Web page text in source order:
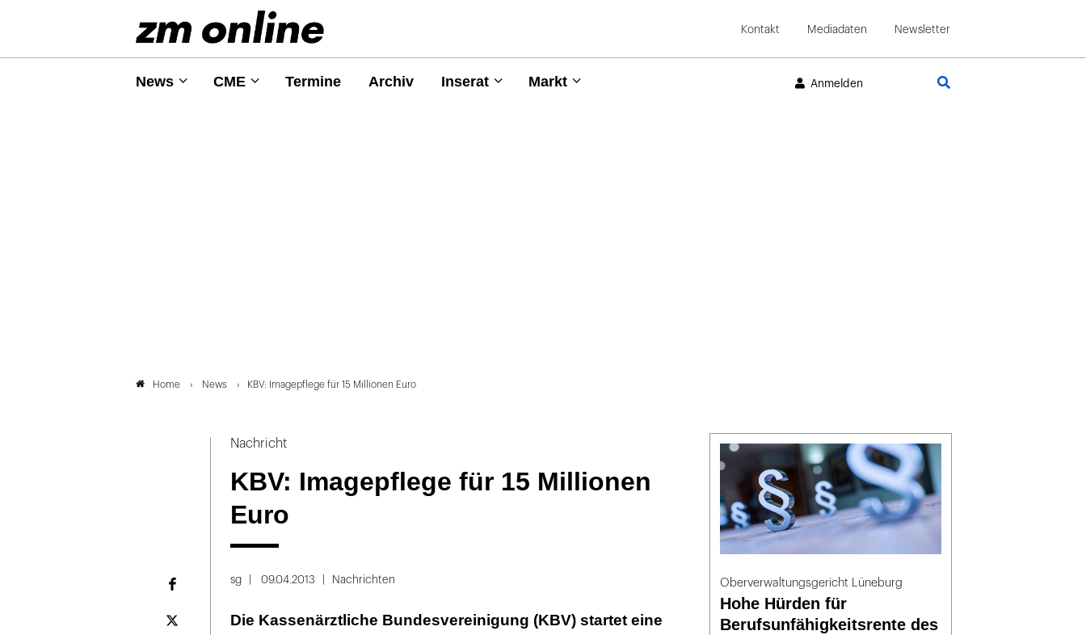
Kontakt Mediadaten Newsletter
News CME Termine Archiv Inserat Markt Anmelden
Home News KBV: Imagepflege für 15 Millionen Euro
Nachricht
KBV: Imagepflege für 15 Millionen
Euro
Plattform
sg 09.04.2013 Nachrichten
Die Kassenärztliche Bundesvereinigung (KBV) startet eine
Oberverwaltungsgericht Lüneburg
Hohe Hürden für
Berufsunfähigkeitsrente des